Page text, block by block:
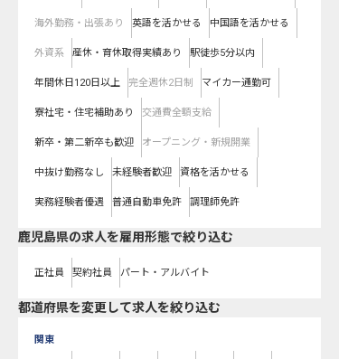
海外勤務・出張あり 英語を活かせる 中国語を活かせる
外資系 産休・育休取得実績あり 駅徒歩5分以内
年間休日120日以上 完全週休2日制 マイカー通勤可
寮社宅・住宅補助あり 交通費全額支給
新卒・第二新卒も歓迎 オープニング・新規開業
中抜け勤務なし 未経験者歓迎 資格を活かせる
実務経験者優遇 普通自動車免許 調理師免許
鹿児島県の求人を雇用形態で絞り込む
正社員 契約社員 パート・アルバイト
都道府県を変更して求人を絞り込む
関東